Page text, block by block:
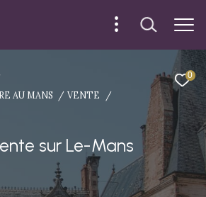
0
AU MANS
VENTE
sur Le-Mans